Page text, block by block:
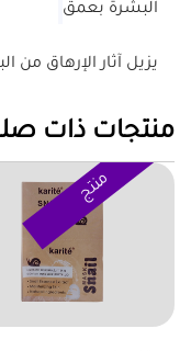
البشرة بعمق
يزيل آثار الإرهاق من
منتجات ذات
منتج